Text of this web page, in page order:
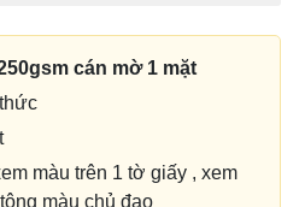
cán mờ 1 mặt
màu trên 1 tờ giấy , xem
màu chủ đạo